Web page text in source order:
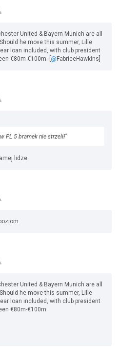
United & Bayern Munich are all
he move this summer, Lille
loan included, with club president
€80m-€100m. [ @ FabriceHawkins]
PL 5 bramek nie strzelił"
lidze
United & Bayern Munich are all
he move this summer, Lille
loan included, with club president
€80m-€100m.